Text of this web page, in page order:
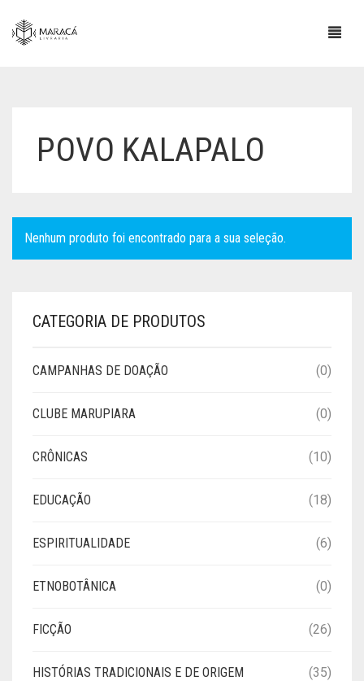
POVO KALAPALO
Nenhum produto foi encontrado para a sua seleção.
CATEGORIA DE PRODUTOS
CAMPANHAS DE DOAÇÃO (0)
CLUBE MARUPIARA (0)
CRÔNICAS (10)
EDUCAÇÃO (18)
ESPIRITUALIDADE (6)
ETNOBOTÂNICA (0)
FICÇÃO (26)
HISTÓRIAS TRADICIONAIS E DE ORIGEM (35)